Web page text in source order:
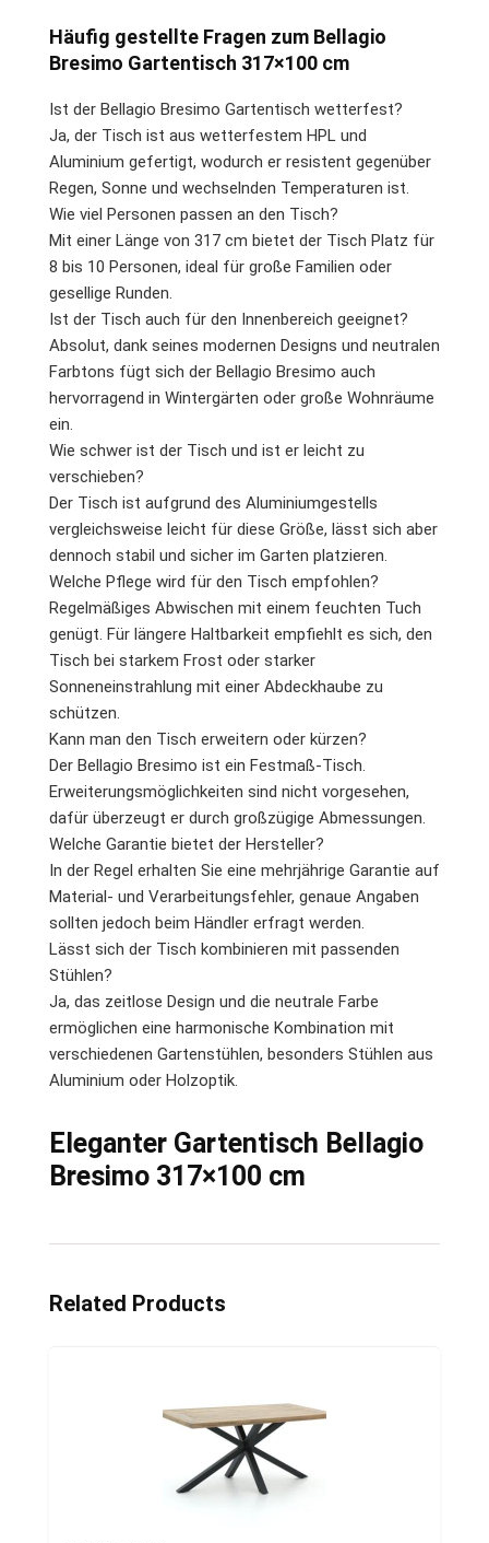
Häufig gestellte Fragen zum Bellagio
Bresimo Gartentisch 317×100 cm
Ist der Bellagio Bresimo Gartentisch wetterfest?
Ja, der Tisch ist aus wetterfestem HPL und
Aluminium gefertigt, wodurch er resistent gegenüber
Regen, Sonne und wechselnden Temperaturen ist.
Wie viel Personen passen an den Tisch?
Mit einer Länge von 317 cm bietet der Tisch Platz für
8 bis 10 Personen, ideal für große Familien oder
gesellige Runden.
Ist der Tisch auch für den Innenbereich geeignet?
Absolut, dank seines modernen Designs und neutralen
Farbtons fügt sich der Bellagio Bresimo auch
hervorragend in Wintergärten oder große Wohnräume
ein.
Wie schwer ist der Tisch und ist er leicht zu
verschieben?
Der Tisch ist aufgrund des Aluminiumgestells
vergleichsweise leicht für diese Größe, lässt sich aber
dennoch stabil und sicher im Garten platzieren.
Welche Pflege wird für den Tisch empfohlen?
Regelmäßiges Abwischen mit einem feuchten Tuch
genügt. Für längere Haltbarkeit empfiehlt es sich, den
Tisch bei starkem Frost oder starker
Sonneneinstrahlung mit einer Abdeckhaube zu
schützen.
Kann man den Tisch erweitern oder kürzen?
Der Bellagio Bresimo ist ein Festmaß-Tisch.
Erweiterungsmöglichkeiten sind nicht vorgesehen,
dafür überzeugt er durch großzügige Abmessungen.
Welche Garantie bietet der Hersteller?
In der Regel erhalten Sie eine mehrjährige Garantie auf
Material- und Verarbeitungsfehler, genaue Angaben
sollten jedoch beim Händler erfragt werden.
Lässt sich der Tisch kombinieren mit passenden
Stühlen?
Ja, das zeitlose Design und die neutrale Farbe
ermöglichen eine harmonische Kombination mit
verschiedenen Gartenstühlen, besonders Stühlen aus
Aluminium oder Holzoptik.
Eleganter Gartentisch Bellagio
Bresimo 317×100 cm
Related Products